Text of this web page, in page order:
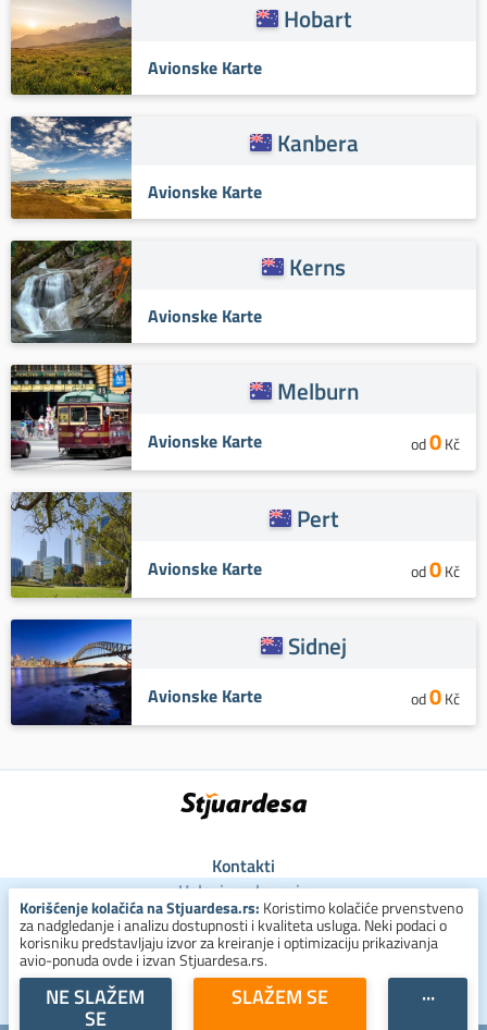
Hobart
Avionske Karte
Kanbera
Avionske Karte
Kerns
Avionske Karte
Melburn
Avionske Karte od0Kč
Pert
Avionske Karte od0Kč
Sidnej
Avionske Karte od0Kč
Kontakti
Uslovi poslovanja
Uslovi za kolačiće
Zaštita ličnih podataka
+381 800 300 137
Korišćenje kolačića na Stjuardesa.rs: Koristimo kolačiće prvenstveno
za nadgledanje i analizu dostupnosti i kvaliteta usluga. Neki podaci o
korisniku predstavljaju izvor za kreiranje i optimizaciju prikazivanja
avio-ponuda ovde i izvan Stjuardesa.rs.
NE SLAŽEM
SE
SLAŽEM SE ···